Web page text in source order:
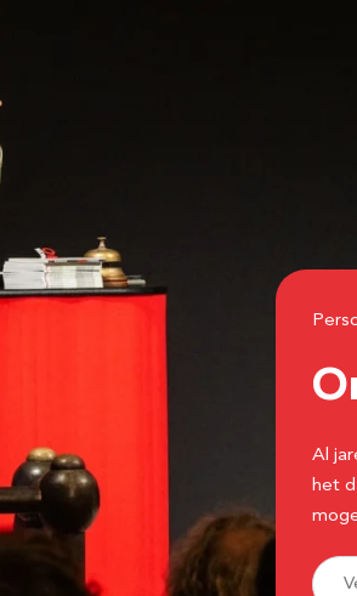
Al
het